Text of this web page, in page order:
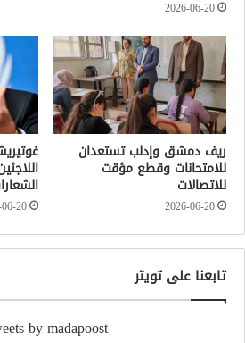
2026-06-20
ريف دمشق وإدلب تستعدان
للامتحانات وقطع مؤقت
للاتصالات
2026-06-20
20
تابعنا على تويتر
by madapoost